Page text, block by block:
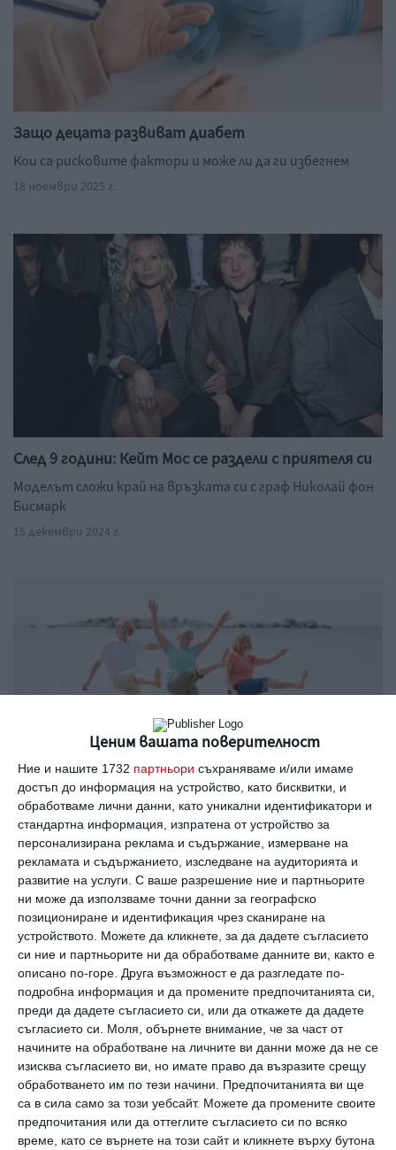
Ценим вашата поверителност
Ние и нашите 1732 партньори съхраняваме и/или имаме
достъп до информация на устройство, като бисквитки, и
обработваме лични данни, като уникални идентификатори и
стандартна информация, изпратена от устройство за
персонализирана реклама и съдържание, измерване на
рекламата и съдържанието, изследване на аудиторията и
развитие на услуги. С ваше разрешение ние и партньорите
ни може да използваме точни данни за географско
позициониране и идентификация чрез сканиране на
устройството. Можете да кликнете, за да дадете съгласието
си ние и партньорите ни да обработваме данните ви, както е
описано по-горе. Друга възможност е да разгледате по-
подробна информация и да промените предпочитанията си,
преди да дадете съгласието си, или да откажете да дадете
съгласието си.
Моля, обърнете внимание, че за част от
начините на обработване на личните ви данни може да не се
изисква съгласието ви, но имате право да възразите срещу
обработването им по тези начини. Предпочитанията ви ще
са в сила само за този уебсайт. Можете да промените своите
предпочитания или да оттеглите съгласието си по всяко
време, като се върнете на този сайт и кликнете върху бутона
Защо децата развиват диабет
Кои са рисковите фактори и може ли да ги избегнем
18 ноември 2025 г.
След 9 години: Кейт Мос се раздели с приятеля си
Моделът сложи край на връзката си с граф Николай фон
Бисмарк
15 декември 2024 г.
Как трябва да живеем
Рано или късно човек достига определена възраст,
която не е задължително да преминава скучно
25 юни 2021 г.